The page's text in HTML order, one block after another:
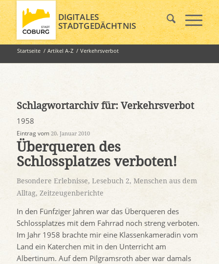
DIGITALES
STADTGEDÄCHTNIS
Startseite / Artikel A-Z / Verkehrsverbot
Schlagwortarchiv für: Verkehrsverbot
1958
Eintrag vom 20. Januar 2010
Überqueren des
Schlossplatzes verboten!
Besondere Erlebnisse, Lesebuch 2, Menschen aus dem
Alltag, Zeitzeugenberichte
In den Fünfziger Jahren war das Überqueren des
Schlossplatzes mit dem Fahrrad noch streng verboten.
Im Jahr 1958 brachte mir eine Klassenkameradin vom
Land ein Katerchen mit in den Unterricht am
Albertinum. Auf dem Pilgramsroth aber war damals